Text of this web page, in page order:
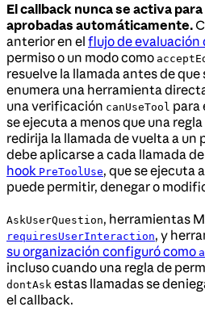
El callback nunca se activa
aprobadas automáticamente.
anterior en el flujo de evaluación
permiso o un modo como
resuelve la llamada antes de que
enumera una herramienta
una verificación canUseTool para
se ejecuta a menos que una
redirija la llamada de vuelta a un
debe aplicarse a cada llamada
hook PreToolUse, que se ejecuta
puede permitir, denegar o
AskUserQuestion, herramientas
requiresUserInteraction, y
su organización configuró como
incluso cuando una regla de
dontAsk estas llamadas se
el callback.